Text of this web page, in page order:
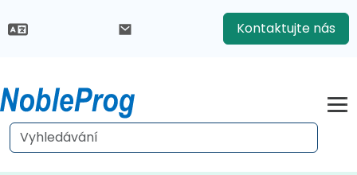
Kontaktujte nás